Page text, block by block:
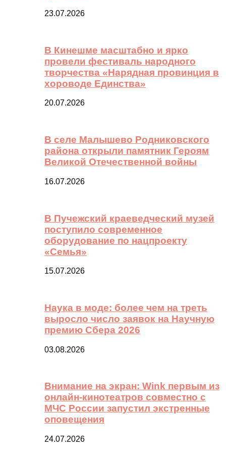
23.07.2026
В Кинешме масштабно и ярко
провели фестиваль народного
творчества «Нарядная провинция в
хороводе Единства»
20.07.2026
В селе Малышево Родниковского
района открыли памятник Героям
Великой Отечественной войны
16.07.2026
В Пучежский краеведческий музей
поступило современное
оборудование по нацпроекту
«Семья»
15.07.2026
Наука в моде: более чем на треть
выросло число заявок на Научную
премию Сбера 2026
03.08.2026
Внимание на экран: Wink первым из
онлайн-кинотеатров совместно с
МЧС России запустил экстренные
оповещения
24.07.2026